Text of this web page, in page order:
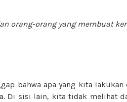
orang-orang yang membuat
bahwa apa yang kita
Di sisi lain, kita tidak melihat